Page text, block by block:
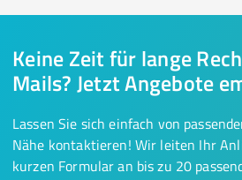
Keine Zeit für lange
Mails? Jetzt Angebote
Lassen Sie sich einfach von
Nähe kontaktieren! Wir leiten Ihr
kurzen Formular an bis zu 20